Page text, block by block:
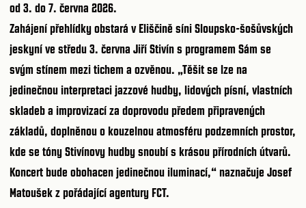
od 3. do 7. června 2026.
Zahájení přehlídky obstará v Eliščině síni Sloupsko-šošůvských
jeskyní ve středu 3. června Jiří Stivín s programem Sám se
svým stínem mezi tichem a ozvěnou. „Těšit se lze na
jedinečnou interpretaci jazzové hudby, lidových písní, vlastních
skladeb a improvizací za doprovodu předem připravených
základů, doplněnou o kouzelnou atmosféru podzemních prostor,
kde se tóny Stivínovy hudby snoubí s krásou přírodních útvarů.
Koncert bude obohacen jedinečnou iluminací,“ naznačuje Josef
Matoušek z pořádající agentury FCT.